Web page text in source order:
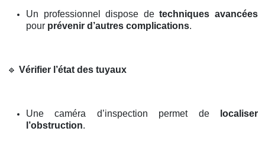
Un professionnel dispose detechniques avancées
pour prévenir d’autres complications.
🔹 Vérifier l’état des tuyaux
Une caméra d’inspection permet de
localiser
l’obstruction.